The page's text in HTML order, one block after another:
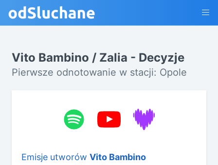
Vito Bambino / Zalia - Decyzje
Pierwsze odnotowanie w stacji: Opole
Emisje utworów Vito Bambino